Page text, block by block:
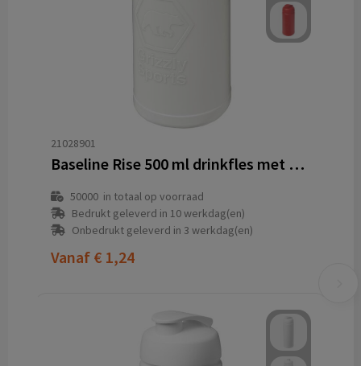
21028901
Baseline Rise 500 ml drinkfles met klapdeksel
50000in totaal op voorraad
Bedrukt geleverd in 10 werkdag(en)
Onbedrukt geleverd in 3 werkdag(en)
Vanaf € 1,24